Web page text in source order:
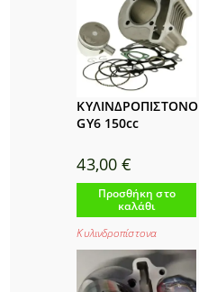
ΚΥΛΙΝΔΡΟΠΙΣΤΟΝΟ
GY6 150cc
43,00€
Προσθήκη στο
καλάθι
Κυλινδροπίστονα